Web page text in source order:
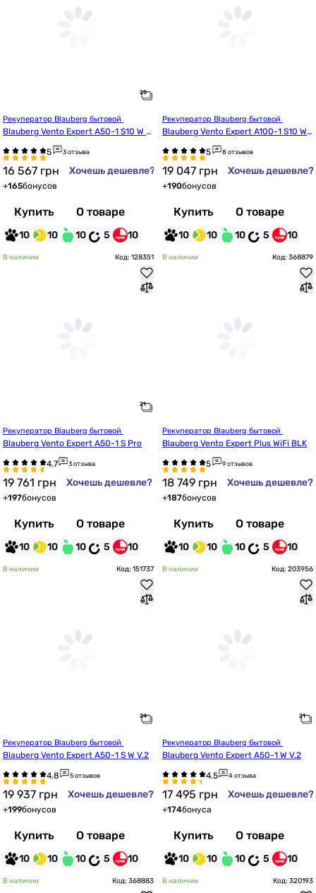
Blauberg Vento Expert A50-1 S10 W V.
3 отзыва
16 567 грн Хочешь дешевле?
+165бонусов
Купить О товаре
10 10 10 5 10
Blauberg Vento Expert A100-1 S10 W
8 отзывов
19 047 грн Хочешь дешевле?
+190бонусов
Купить О товаре
10 10 10 5 10
В наличии Код: 128351
Blauberg Vento Expert A50-1 S Pro
3 отзыва
19 761 грн Хочешь дешевле?
+197бонусов
Купить О товаре
10 10 10 5 10
В наличии Код: 368879
Blauberg Vento Expert Plus WiFi BLK
9 отзывов
18 749 грн Хочешь дешевле?
+187бонусов
Купить О товаре
10 10 10 5 10
В наличии Код: 151737
Blauberg Vento Expert A50-1 S W V.2
5 отзывов
19 937 грн Хочешь дешевле?
+199бонусов
Купить О товаре
10 10 10 5 10
В наличии Код: 203956
Blauberg Vento Expert A50-1 W V.2
4 отзыва
17 495 грн Хочешь дешевле?
+174бонуса
Купить О товаре
10 10 10 5 10
В наличии Код: 368883 В наличии Код: 320193